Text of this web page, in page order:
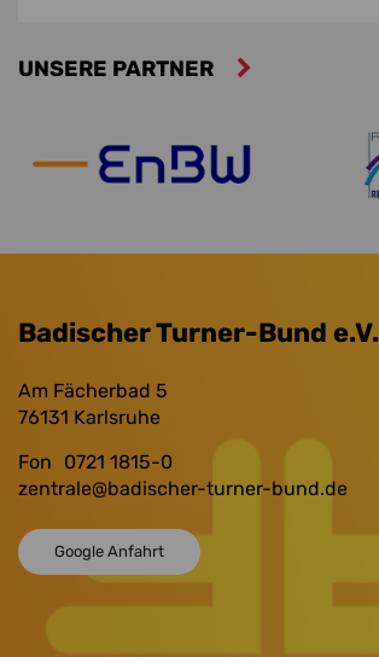
UNSERE PARTNER
Badischer Turner-Bund e.V.
Am Fächerbad 5
76131 Karlsruhe
Fon
0721 1815-0
zentrale@badischer-turner-bund.de
Google Anfahrt